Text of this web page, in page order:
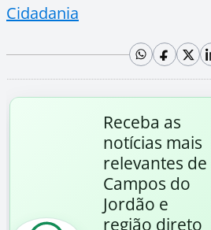
Cidadania
Receba as
notícias mais
relevantes de
Campos do
Jordão e
região direto